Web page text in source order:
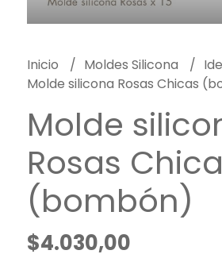
Inicio Moldes Silicona
Molde silicona Rosas Chicas
Molde
Rosas
(bombón)
$4.030,00